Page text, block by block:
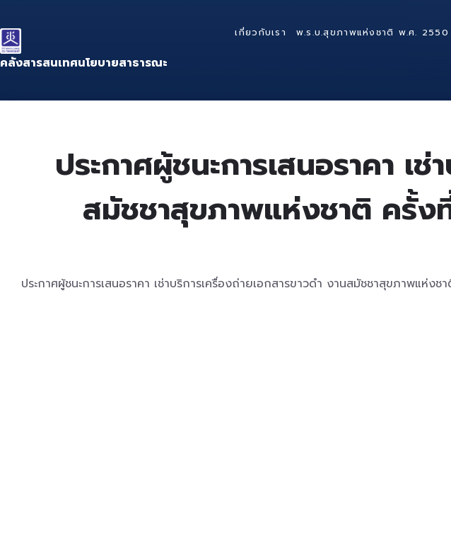
to
content
to
main
navigation
to
footer
คลังสารสนเทศนโยบายสาธารณะ
เกี่ยวกับเรา พ.ร.บ.สุขภาพแห่งชาติ พ.ศ. 2550
ประกาศผู้ชนะการเสนอราคา เ
สมัชชาสุขภาพแห่งชาติ ครั้งที่
ประกาศผู้ชนะการเสนอราคา เช่าบริการเครื่องถ่ายเอกสารขาวดำ งานสมัชชาสุขภาพแห่งช